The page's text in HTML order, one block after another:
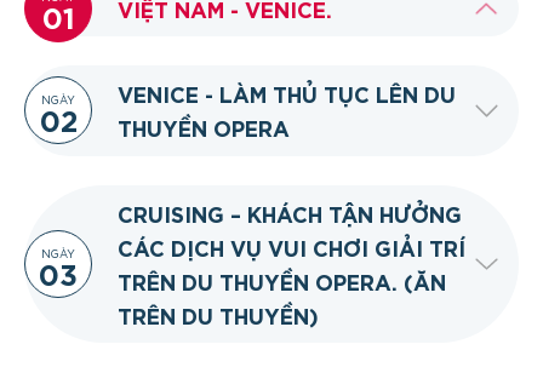
01 VIỆT NAM - VENICE.
NGÀY
02
VENICE - LÀM THỦ TỤC LÊN DU
THUYỀN OPERA
NGÀY
03
CRUISING – KHÁCH TẬN HƯỞNG
CÁC DỊCH VỤ VUI CHƠI GIẢI TRÍ
TRÊN DU THUYỀN OPERA. (ĂN
TRÊN DU THUYỀN)